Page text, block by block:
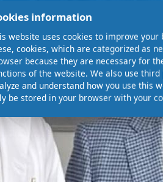
information
website uses cookies to improve
cookies, which are categorized as
because they are necessary for
of the website. We also use
and understand how you use this
be stored in your browser with your